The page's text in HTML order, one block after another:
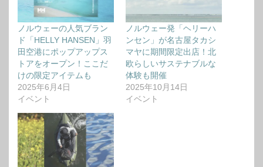
ノルウェーの人気ブラン
ド「HELLY HANSEN」羽
田空港にポップアップス
トアをオープン！ここだ
けの限定アイテムも
2025年6月4日
イベント
ノルウェー発「ヘリーハ
ンセン」が名古屋タカシ
マヤに期間限定出店！北
欧らしいサステナブルな
体験も開催
2025年10月14日
イベント